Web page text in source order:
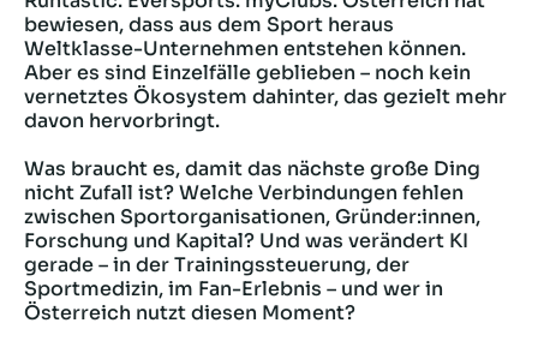
bewiesen, dass aus dem Sport heraus
Weltklasse-Unternehmen entstehen können.
Aber es sind Einzelfälle geblieben – noch kein
vernetztes Ökosystem dahinter, das gezielt mehr
davon hervorbringt.
Was braucht es, damit das nächste große Ding
nicht Zufall ist? Welche Verbindungen fehlen
zwischen Sportorganisationen, Gründer:innen,
Forschung und Kapital? Und was verändert KI
gerade – in der Trainingssteuerung, der
Sportmedizin, im Fan-Erlebnis – und wer in
Österreich nutzt diesen Moment?